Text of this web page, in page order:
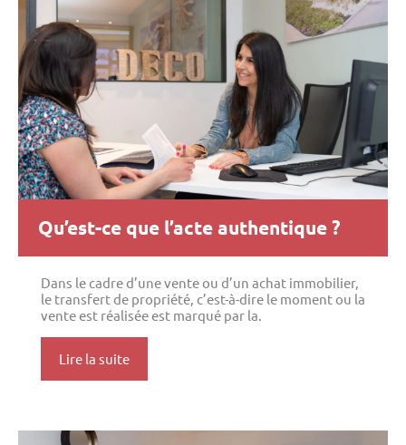
Qu’est-ce que l’acte authentique ?
Dans le cadre d’une vente ou d’un achat immobilier,
le transfert de propriété, c’est-à-dire le moment ou la
vente est réalisée est marqué par la.
Lire la suite